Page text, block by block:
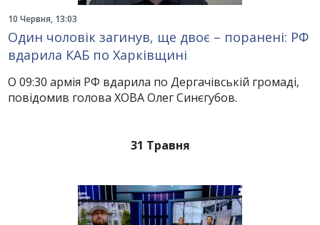
10 Червня, 13:03
Один чоловік загинув, ще двоє – поранені: РФ
вдарила КАБ по Харківщині
О 09:30 армія РФ вдарила по Дергачівській громаді,
повідомив голова ХОВА Олег Синєгубов.
31 Травня